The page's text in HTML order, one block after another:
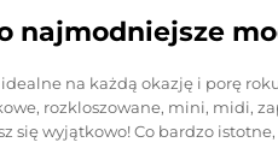
najmodniejsze
na każdą okazję i porę
rozkloszowane, mini, midi,
się wyjątkowo! Co bardzo